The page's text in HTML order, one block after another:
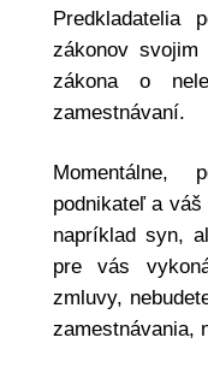
Predkladatelia
zákonov
zákona o
zamestnávaní.
podnikateľ a
napríklad syn,
pre vás
zmluvy,
zamestnávania,